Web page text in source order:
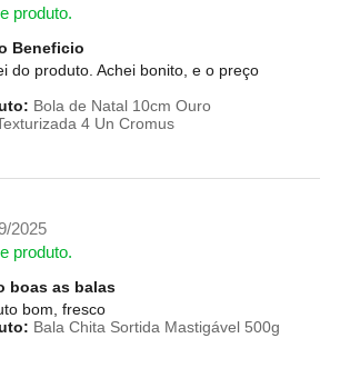
produto.
Beneficio
do produto. Achei bonito, e o preço
Bola de Natal 10cm Ouro
4 Un Cromus
2025
produto.
boas as balas
bom, fresco
Bala Chita Sortida Mastigável 500g